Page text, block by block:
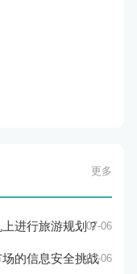
更多
进行旅游规划？07-06
的信息安全挑战07-06